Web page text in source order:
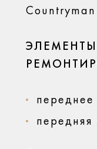
Countryman
переднее
передняя